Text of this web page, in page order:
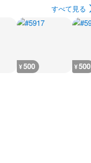
すべて見る
¥500 ¥500